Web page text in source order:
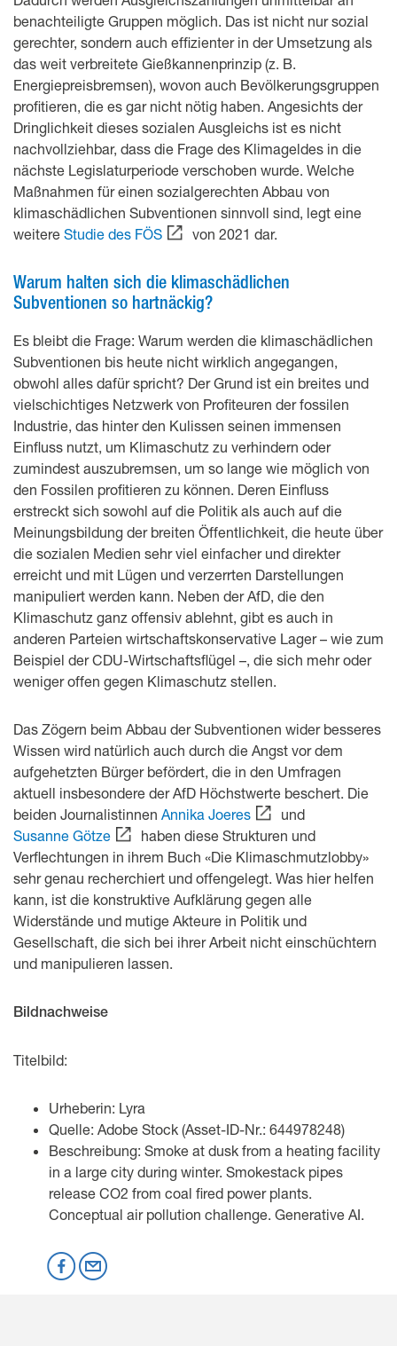
benachteiligte Gruppen möglich. Das ist nicht nur sozial
gerechter, sondern auch effizienter in der Umsetzung als
das weit verbreitete Gießkannenprinzip (z. B.
Energiepreisbremsen), wovon auch Bevölkerungsgruppen
profitieren, die es gar nicht nötig haben. Angesichts der
Dringlichkeit dieses sozialen Ausgleichs ist es nicht
nachvollziehbar, dass die Frage des Klimageldes in die
nächste Legislaturperiode verschoben wurde. Welche
Maßnahmen für einen sozialgerechten Abbau von
klimaschädlichen Subventionen sinnvoll sind, legt eine
weitere Studie des FÖS von 2021 dar.
Warum halten sich die klimaschädlichen
Subventionen so hartnäckig?
Es bleibt die Frage: Warum werden die klimaschädlichen
Subventionen bis heute nicht wirklich angegangen,
obwohl alles dafür spricht? Der Grund ist ein breites und
vielschichtiges Netzwerk von Profiteuren der fossilen
Industrie, das hinter den Kulissen seinen immensen
Einfluss nutzt, um Klimaschutz zu verhindern oder
zumindest auszubremsen, um so lange wie möglich von
den Fossilen profitieren zu können. Deren Einfluss
erstreckt sich sowohl auf die Politik als auch auf die
Meinungsbildung der breiten Öffentlichkeit, die heute über
die sozialen Medien sehr viel einfacher und direkter
erreicht und mit Lügen und verzerrten Darstellungen
manipuliert werden kann. Neben der AfD, die den
Klimaschutz ganz offensiv ablehnt, gibt es auch in
anderen Parteien wirtschaftskonservative Lager – wie zum
Beispiel der CDU-Wirtschaftsflügel –, die sich mehr oder
weniger offen gegen Klimaschutz stellen.
Das Zögern beim Abbau der Subventionen wider besseres
Wissen wird natürlich auch durch die Angst vor dem
aufgehetzten Bürger befördert, die in den Umfragen
aktuell insbesondere der AfD Höchstwerte beschert. Die
beiden Journalistinnen Annika Joeres
und
Susanne Götze
haben diese Strukturen und
Verflechtungen in ihrem Buch «Die Klimaschmutzlobby»
sehr genau recherchiert und offengelegt. Was hier helfen
kann, ist die konstruktive Aufklärung gegen alle
Widerstände und mutige Akteure in Politik und
Gesellschaft, die sich bei ihrer Arbeit nicht einschüchtern
und manipulieren lassen.
Bildnachweise
Titelbild:
Urheberin: Lyra
Quelle: Adobe Stock (Asset-ID-Nr.: 644978248)
Beschreibung: Smoke at dusk from a heating facility
in a large city during winter. Smokestack pipes
release CO2 from coal fired power plants.
Conceptual air pollution challenge. Generative AI.
Mastodon
Facebook
per Email